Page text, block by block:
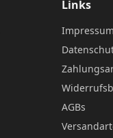
Links
Impressum
AGBs